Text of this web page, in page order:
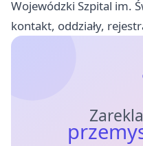
Wojewódzki Szpital im.
kontakt, oddziały,